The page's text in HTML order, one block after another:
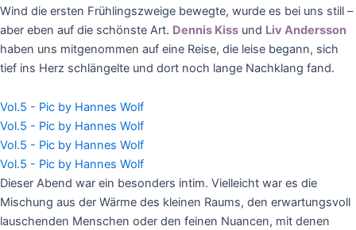
Wind die ersten Frühlingszweige bewegte, wurde es bei uns still –
aber eben auf die schönste Art. Dennis Kiss und Liv Andersson
haben uns mitgenommen auf eine Reise, die leise begann, sich
tief ins Herz schlängelte und dort noch lange Nachklang fand.
Vol.5 - Pic by Hannes Wolf
Vol.5 - Pic by Hannes Wolf
Vol.5 - Pic by Hannes Wolf
Vol.5 - Pic by Hannes Wolf
Dieser Abend war ein besonders intim. Vielleicht war es die
Mischung aus der Wärme des kleinen Raums, den erwartungsvoll
lauschenden Menschen oder den feinen Nuancen, mit denen